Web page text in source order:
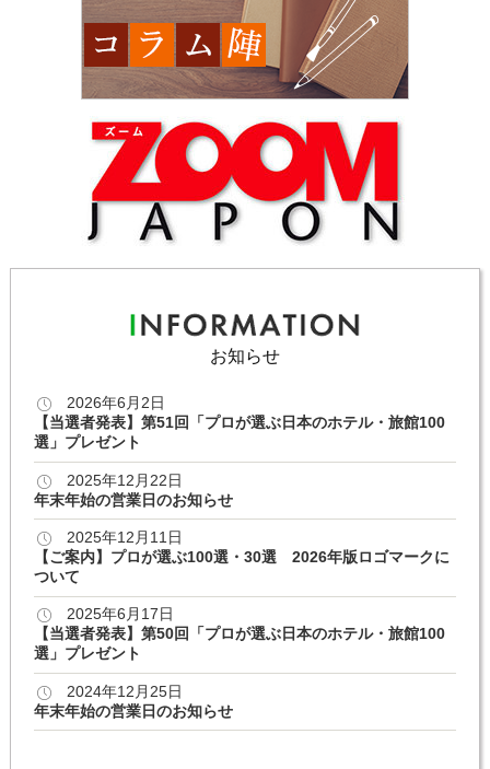
お知らせ
2026年6月2日
【当選者発表】第51回「プロが選ぶ日本のホテル・旅館100
選」プレゼント
2025年12月22日
年末年始の営業日のお知らせ
2025年12月11日
【ご案内】プロが選ぶ100選・30選 2026年版ロゴマークに
ついて
2025年6月17日
【当選者発表】第50回「プロが選ぶ日本のホテル・旅館100
選」プレゼント
2024年12月25日
年末年始の営業日のお知らせ